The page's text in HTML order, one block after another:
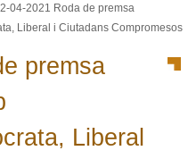
04-2021 Roda de premsa
Liberal i Ciutadans Compromesos
premsa
Liberal